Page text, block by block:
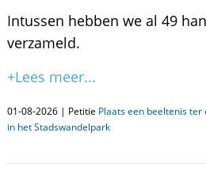
Intussen hebben we al 49
verzameld.
+Lees meer...
01-08-2026 | Petitie Plaats een beeltenis
in het Stadswandelpark